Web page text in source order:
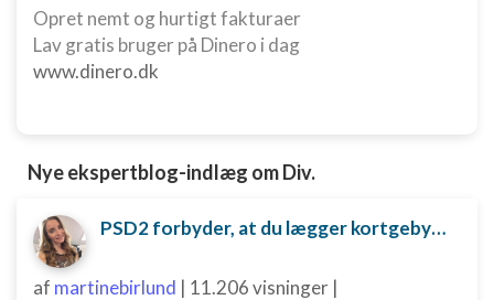
Opret nemt og hurtigt fakturaer
Lav gratis bruger på Dinero i dag
www.dinero.dk
Nye ekspertblog-indlæg om Div.
PSD2 forbyder, at du lægger kortgebyret ud til dine kunder fra 1. januar 2018
af martinebirlund | 11.206 visninger |